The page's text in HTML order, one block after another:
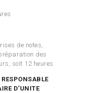
de notes,
des
soit 12 heures
D’UNITE